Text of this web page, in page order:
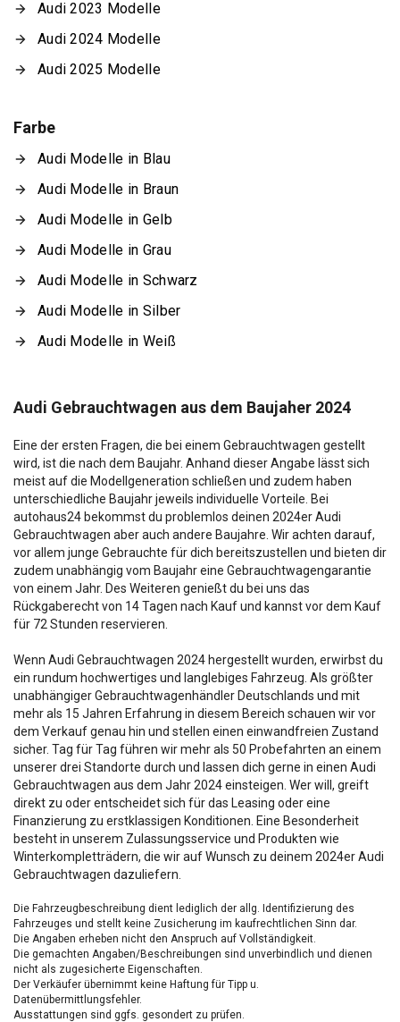
Audi 2023 Modelle
Audi 2024 Modelle
Audi 2025 Modelle
Farbe
Audi Modelle in Blau
Audi Modelle in Braun
Audi Modelle in Gelb
Audi Modelle in Grau
Audi Modelle in Schwarz
Audi Modelle in Silber
Audi Modelle in Weiß
Audi Gebrauchtwagen aus dem Baujaher 2024
Eine der ersten Fragen, die bei einem Gebrauchtwagen gestellt
wird, ist die nach dem Baujahr. Anhand dieser Angabe lässt sich
meist auf die Modellgeneration schließen und zudem haben
unterschiedliche Baujahr jeweils individuelle Vorteile. Bei
autohaus24 bekommst du problemlos deinen 2024er Audi
Gebrauchtwagen aber auch andere Baujahre. Wir achten darauf,
vor allem junge Gebrauchte für dich bereitszustellen und bieten dir
zudem unabhängig vom Baujahr eine Gebrauchtwagengarantie
von einem Jahr. Des Weiteren genießt du bei uns das
Rückgaberecht von 14 Tagen nach Kauf und kannst vor dem Kauf
für 72 Stunden reservieren.
Wenn Audi Gebrauchtwagen 2024 hergestellt wurden, erwirbst du
ein rundum hochwertiges und langlebiges Fahrzeug. Als größter
unabhängiger Gebrauchtwagenhändler Deutschlands und mit
mehr als 15 Jahren Erfahrung in diesem Bereich schauen wir vor
dem Verkauf genau hin und stellen einen einwandfreien Zustand
sicher. Tag für Tag führen wir mehr als 50 Probefahrten an einem
unserer drei Standorte durch und lassen dich gerne in einen Audi
Gebrauchtwagen aus dem Jahr 2024 einsteigen. Wer will, greift
direkt zu oder entscheidet sich für das Leasing oder eine
Finanzierung zu erstklassigen Konditionen. Eine Besonderheit
besteht in unserem Zulassungsservice und Produkten wie
Winterkompletträdern, die wir auf Wunsch zu deinem 2024er Audi
Gebrauchtwagen dazuliefern.
Die Fahrzeugbeschreibung dient lediglich der allg. Identifizierung des
Fahrzeuges und stellt keine Zusicherung im kaufrechtlichen Sinn dar.
Die Angaben erheben nicht den Anspruch auf Vollständigkeit.
Die gemachten Angaben/Beschreibungen sind unverbindlich und dienen
nicht als zugesicherte Eigenschaften.
Der Verkäufer übernimmt keine Haftung für Tipp u.
Datenübermittlungsfehler.
Ausstattungen sind ggfs. gesondert zu prüfen.